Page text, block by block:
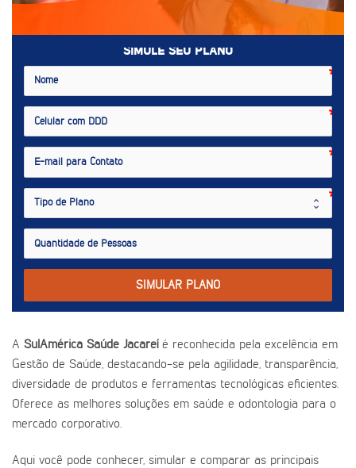
SIMULE SEU PLANO
SIMULAR PLANO
A SulAmérica Saúde Jacareíé reconhecida pela excelência em
Gestão de Saúde, destacando-se pela agilidade, transparência,
diversidade de produtos e ferramentas tecnológicas eficientes.
Oferece as melhores soluções em saúde e odontologia para o
mercado corporativo.
Aqui você pode conhecer, simular e comparar as principais